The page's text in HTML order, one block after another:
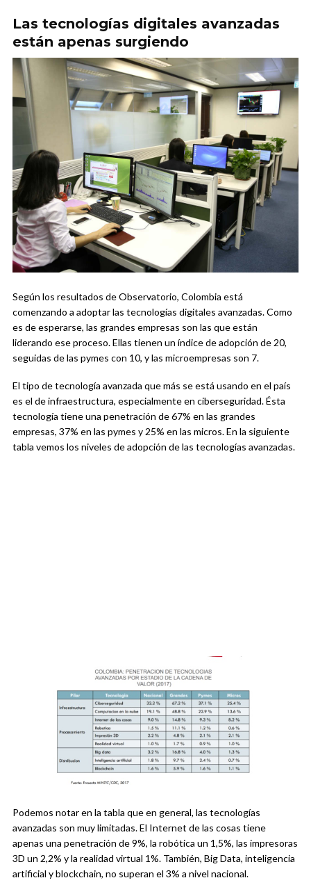
Las tecnologías digitales avanzadas
están apenas surgiendo
Según los resultados de Observatorio, Colombia está
comenzando a adoptar las tecnologías digitales avanzadas. Como
es de esperarse, las grandes empresas son las que están
liderando ese proceso. Ellas tienen un índice de adopción de 20,
seguidas de las pymes con 10, y las microempresas son 7.
El tipo de tecnología avanzada que más se está usando en el país
es el de infraestructura, especialmente en ciberseguridad. Ésta
tecnología tiene una penetración de 67% en las grandes
empresas, 37% en las pymes y 25% en las micros. En la siguiente
tabla vemos los niveles de adopción de las tecnologías avanzadas.
Podemos notar en la tabla que en general, las tecnologías
avanzadas son muy limitadas. El Internet de las cosas tiene
apenas una penetración de 9%, la robótica un 1,5%, las impresoras
3D un 2,2% y la realidad virtual 1%. También, Big Data, inteligencia
artificial y blockchain, no superan el 3% a nivel nacional.